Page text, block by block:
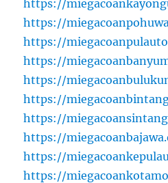
https://
https://
https://
https://
https://
https://
https://
https://
https://
https://